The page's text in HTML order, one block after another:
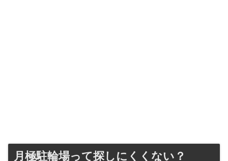
月極駐輪場って探しにくくない？